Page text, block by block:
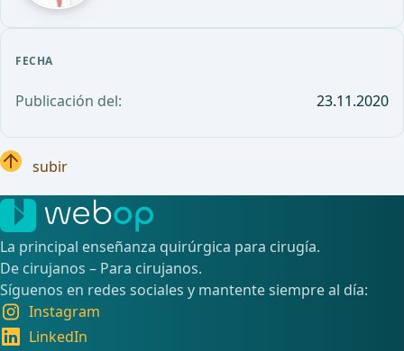
FECHA
Publicación del: 23.11.2020
subir
La principal enseñanza quirúrgica para cirugía.
De cirujanos – Para cirujanos.
Síguenos en redes sociales y mantente siempre al día:
Instagram
LinkedIn